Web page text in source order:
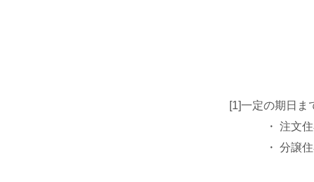
[1]一定の期日ま
・ 注文住宅
・ 分譲住宅